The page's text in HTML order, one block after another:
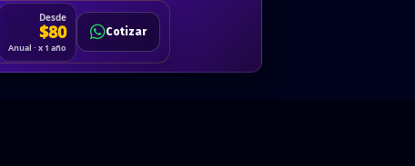
Desde
$80
Anual · x 1 año
Cotizar
Cotizar
Hablemos
Solicitar